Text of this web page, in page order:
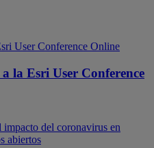
la Esri User Conference